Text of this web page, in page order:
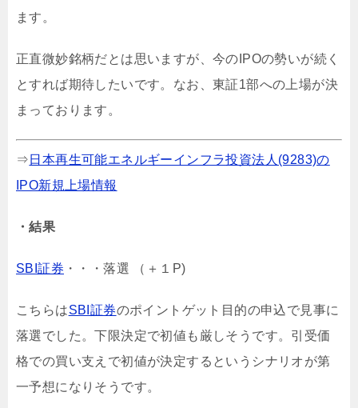
ます。
正直微妙銘柄だとは思いますが、今のIPOの勢いが続く
とすれば期待したいです。なお、東証1部への上場が決
まっております。
⇒ 日本再生可能エネルギーインフラ投資法人(9283)の
IPO新規上場情報
・結果
SBI証券 ・・・落選 （＋１P)
こちらはSBI証券のポイントゲット目的の申込で見事に
落選でした。下限決定で初値も厳しそうです。引受価
格での買い支えで初値が決定するというシナリオが第
一予想になりそうです。